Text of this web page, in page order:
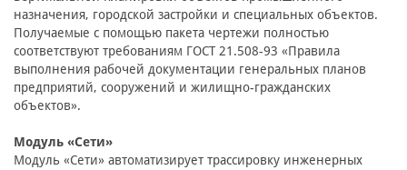
назначения, городской застройки и специальных объектов.
Получаемые с помощью пакета чертежи полностью
соответствуют требованиям ГОСТ 21.508-93 «Правила
выполнения рабочей документации генеральных планов
предприятий, сооружений и жилищно-гражданских
объектов».
Модуль «Сети»
Модуль «Сети» автоматизирует трассировку инженерных